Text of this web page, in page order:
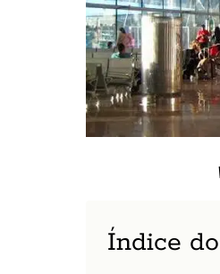
Índice